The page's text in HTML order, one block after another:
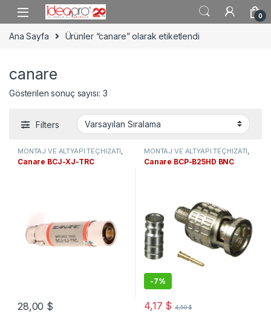
Skip to navigation
Skip to content
0
Ana Sayfa Ürünler “canare” olarak etiketlendi
canare
Gösterilen sonuç sayısı: 3
Filters
MONTAJ VE ALTYAPI TEÇHİZATI
Video & Audio Konnektörler
Canare BCJ-XJ-TRC
28,00 $
MONTAJ VE ALTYAPI TEÇHİZATI
Video & Audio Konnektörler
Canare BCP-B25HD BNC
-7%
4,17 $ 4,50$